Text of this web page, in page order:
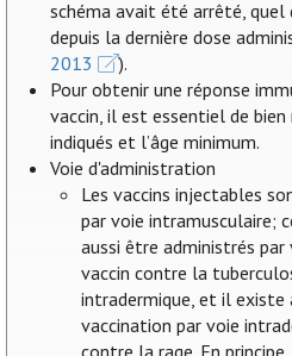
schéma avait été arrêté,
depuis la dernière dose
2013
).
Pour obtenir une réponse
vaccin, il est essentiel de
indiqués et l’âge minimum.
Voie d'administration
Les vaccins injectables
par voie intramusculaire;
aussi être administrés par
vaccin contre la
intradermique, et il existe
vaccination par voie